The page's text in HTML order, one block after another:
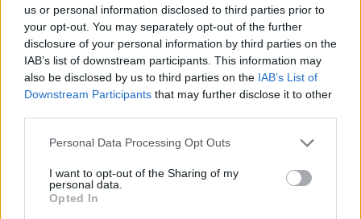
us or personal information disclosed to third parties prior to
your opt-out. You may separately opt-out of the further
disclosure of your personal information by third parties on the
IAB’s list of downstream participants. This information may
also be disclosed by us to third parties on the IAB’s List of
Downstream Participants that may further disclose it to other
Please note that this website/app uses one or more Google
not limited to your visit or usage behaviour. You may click to
grant or deny consent to Google and its third-party tags to
use your data for below specified purposes in below Google
Personal Data Processing Opt Outs
I want to opt-out of the Sharing of my
personal data.
Opted In
Inviaci le tue segnalazioni,
i tuoi video e le tue foto
Su WhatsApp al numero +39
345 356 7512